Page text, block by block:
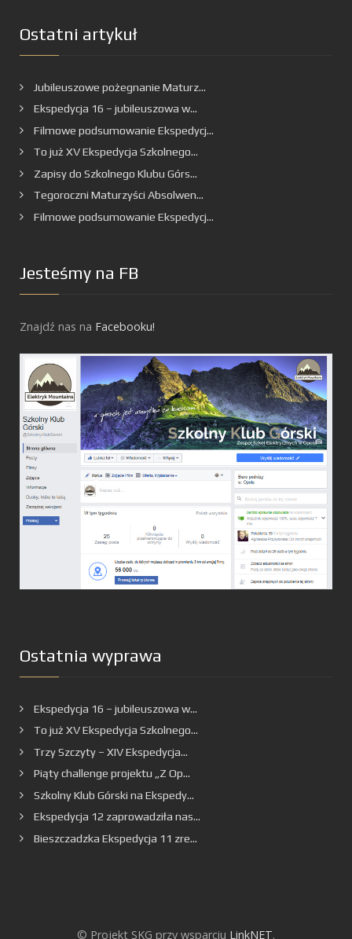
Ostatni artykuł
Jubileuszowe pożegnanie Maturz...
Ekspedycja 16 – jubileuszowa w...
Filmowe podsumowanie Ekspedycj...
To już XV Ekspedycja Szkolnego...
Zapisy do Szkolnego Klubu Górs...
Tegoroczni Maturzyści Absolwen...
Filmowe podsumowanie Ekspedycj...
Jesteśmy na FB
Znajdź nas na Facebooku!
Ostatnia wyprawa
Ekspedycja 16 – jubileuszowa w...
To już XV Ekspedycja Szkolnego...
Trzy Szczyty – XIV Ekspedycja...
Piąty challenge projektu „Z Op...
Szkolny Klub Górski na Ekspedy...
Ekspedycja 12 zaprowadziła nas...
Bieszczadzka Ekspedycja 11 zre...
© Projekt SKG przy wsparciu LinkNET.